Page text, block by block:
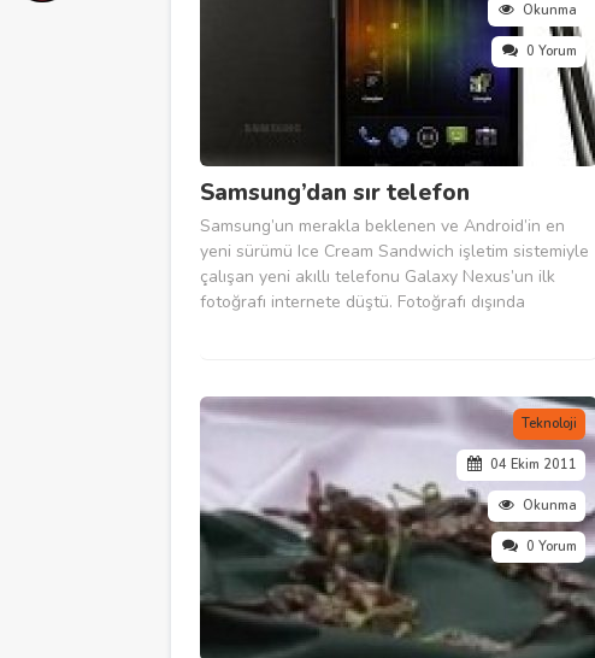
Okunma
0 Yorum
Samsung’dan sır telefon
Samsung’un merakla beklenen ve Android’in en
yeni sürümü Ice Cream Sandwich işletim sistemiyle
çalışan yeni akıllı telefonu Galaxy Nexus’un ilk
fotoğrafı internete düştü. Fotoğrafı dışında
Teknoloji
04 Ekim 2011
Okunma
0 Yorum